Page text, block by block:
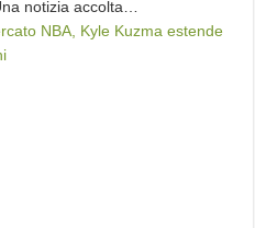
notizia accolta…
NBA, Kyle Kuzma estende